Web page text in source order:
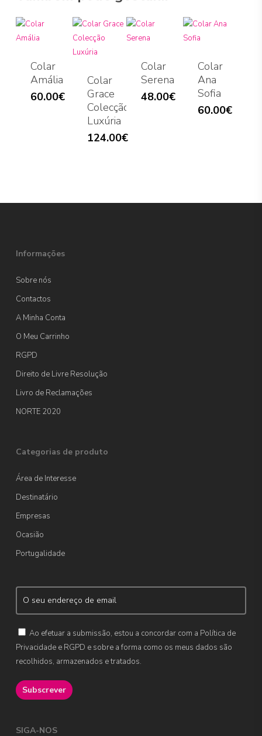
Colar
Amália
60.00€
Colar
Grace
Colecção
Luxúria
124.00€
Colar
Serena
48.00€
Colar
Ana
Sofia
60.00€
Informações
Sobre nós
Contactos
A Minha Conta
O Meu Carrinho
RGPD
Direito de Livre Resolução
Livro de Reclamações
NORTE 2020
Categorias de produto
Área de Interesse
Destinatário
Empresas
Ocasião
Portugalidade
Ao efetuar a submissão, estou a concordar com a Política de
Privacidade e RGPD e sobre a forma como os meus dados são
recolhidos, armazenados e tratados.
SIGA-NOS